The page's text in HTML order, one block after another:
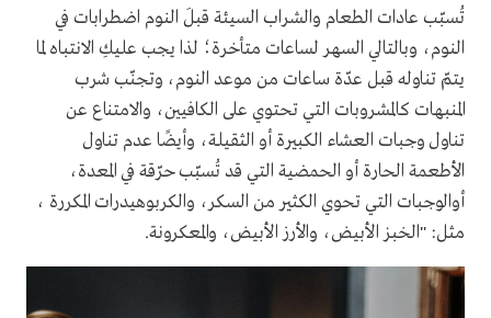
تُسبّب عادات الطعام والشراب السيئة قبلَ النوم اضطرابات في
النوم، وبالتالي السهر لساعات متأخرة؛ لذا يجب عليكِ الانتباه لما
يتمّ تناوله قبل عدّة ساعات من موعد النوم، وتجنّب شرب
المنبهات كالمشروبات التي تحتوي على الكافيين، والامتناع عن
تناول وجبات العشاء الكبيرة أو الثقيلة، وأيضًا عدم تناول
الأطعمة الحارة أو الحمضية التي قد تُسبّب حرّقة في المعدة،
أوالوجبات التي تحوي الكثير من السكر، والكربوهيدرات المكررة ،
مثل: "الخبز الأبيض، والأرز الأبيض، والمعكرونة.